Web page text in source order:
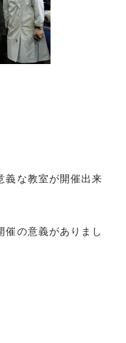
義な教室が開催出来
催の意義がありまし